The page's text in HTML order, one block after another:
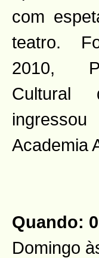
com
teatro.
2010,
Cultural
Academia
Quando:
Domingo